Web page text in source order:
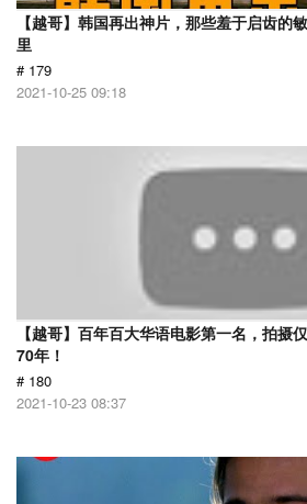
【越哥】韩国再出神片，那些羞于启齿的
里
# 179
2021-10-25 09:18
【越哥】百年百大华语电影第一名，拍摄
70年！
# 180
2021-10-23 08:37